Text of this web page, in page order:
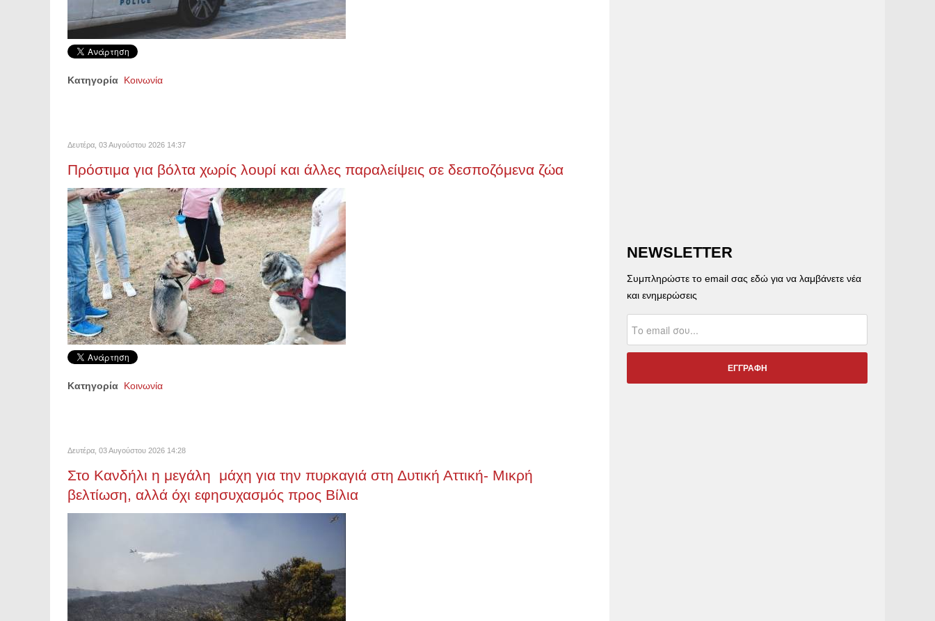
Κατηγορία Κοινωνία
Δευτέρα, 03 Αυγούστου 2026 14:37
Πρόστιμα για βόλτα χωρίς λουρί και άλλες παραλείψεις σε δεσποζόμενα ζώα
Κατηγορία Κοινωνία
Δευτέρα, 03 Αυγούστου 2026 14:28
Στο Κανδήλι η μεγάλη μάχη για την πυρκαγιά στη Δυτική Αττική- Μικρή
βελτίωση, αλλά όχι εφησυχασμός προς Βίλια
NEWSLETTER
Συμπληρώστε το email σας εδώ για να λαμβάνετε νέα
και ενημερώσεις